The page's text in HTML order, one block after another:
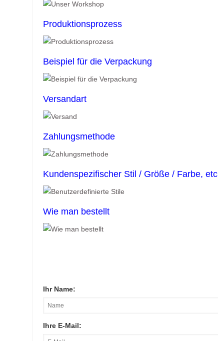
Produktionsprozess
Beispiel für die Verpackung
Versandart
Zahlungsmethode
Kundenspezifischer Stil / Größe / Farbe, etc
Wie man bestellt
Ihr Name:
Ihre E-Mail: